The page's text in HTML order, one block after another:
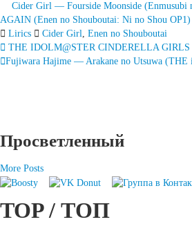
Cider Girl — Fourside Moonside (Enmusubi
AGAIN (Enen no Shouboutai: Ni no Shou OP1)
Lirics
Cider Girl, Enen no Shouboutai
Запись
THE IDOLM@STER CINDERELLA
Fujiwara Hajime — Arakane no Utsuwa
Просветленный
More Posts
TOP / ТОП